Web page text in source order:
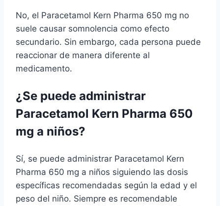
No, el Paracetamol Kern Pharma 650 mg no
suele causar somnolencia como efecto
secundario. Sin embargo, cada persona puede
reaccionar de manera diferente al
medicamento.
¿Se puede administrar
Paracetamol Kern Pharma 650
mg a niños?
Sí, se puede administrar Paracetamol Kern
Pharma 650 mg a niños siguiendo las dosis
específicas recomendadas según la edad y el
peso del niño. Siempre es recomendable